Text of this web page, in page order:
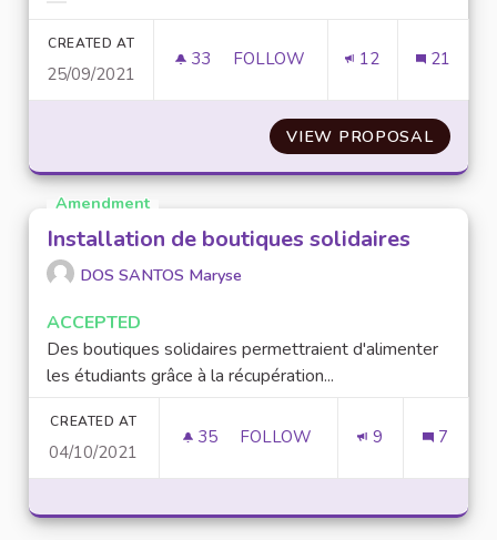
CREATED AT
25/09/2021
33 33 FOLLOWERS
FOLLOW 12 21
VIEW PROPOSAL
Amendment
Installation de boutiques solidaires
DOS SANTOS Maryse
ACCEPTED
Des boutiques solidaires permettraient d'alimenter
les étudiants grâce à la récupération...
CREATED AT
04/10/2021
35 35 FOLLOWERS
FOLLOW 9 7